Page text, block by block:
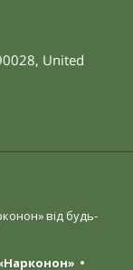
, United
від будь-